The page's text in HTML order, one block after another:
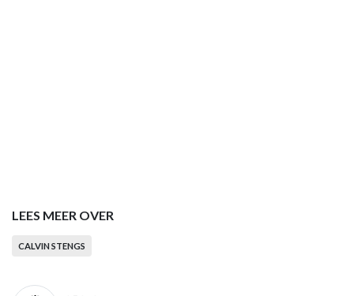
LEES MEER OVER
CALVIN STENGS